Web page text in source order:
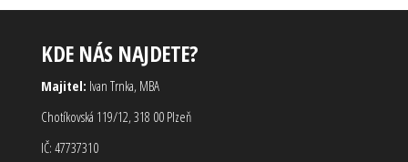
KDE NÁS NAJDETE?
Majitel: Ivan Trnka, MBA
Chotíkovská 119/12, 318 00 Plzeň
IČ: 47737310